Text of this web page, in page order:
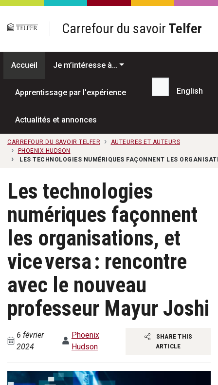
Passer au contenu principal
Carrefour du savoir Telfer
Accueil Je m’intéresse à…
Apprentissage par l'expérience
Actualités et annonces
Recherche...
English
CARREFOUR DU SAVOIR TELFER
AUTEURES ET AUTEURS
PHOENIX HUDSON
LES TECHNOLOGIES NUMÉRIQUES FAÇONNENT LES
Les technologies
numériques façonnent
les organisations, et
vice versa : rencontre
avec le nouveau
professeur Mayur Joshi
6 février
2024
Phoenix
Hudson
SHARE THIS
ARTICLE